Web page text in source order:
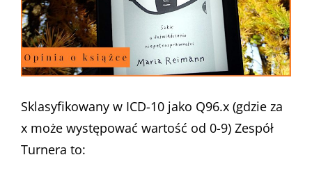
Sklasyfikowany w ICD-10 jako Q96.x (gdzie za
x może występować wartość od 0-9) Zespół
Turnera to: